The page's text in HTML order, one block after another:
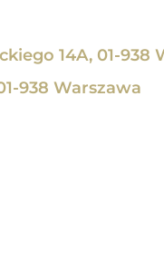
14A, 01-938
938 Warszawa